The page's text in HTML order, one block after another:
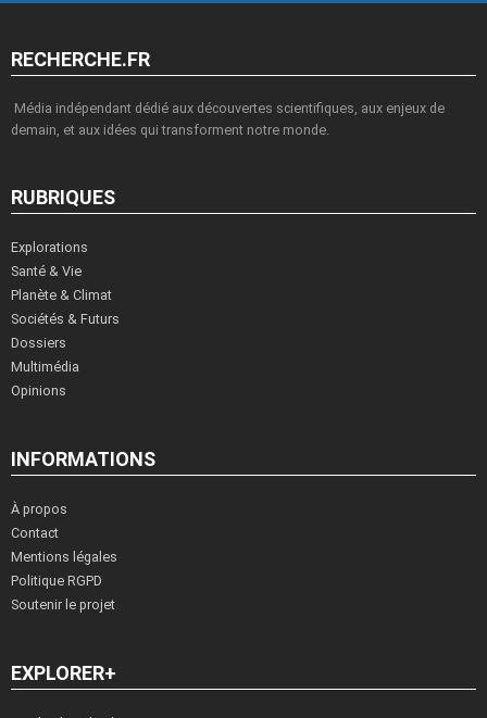
RECHERCHE.FR
Média indépendant dédié aux découvertes scientifiques, aux enjeux de
demain, et aux idées qui transforment notre monde.
RUBRIQUES
Explorations
Santé & Vie
Planète & Climat
Sociétés & Futurs
Dossiers
Multimédia
Opinions
INFORMATIONS
À propos
Contact
Mentions légales
Politique RGPD
Soutenir le projet
EXPLORER+